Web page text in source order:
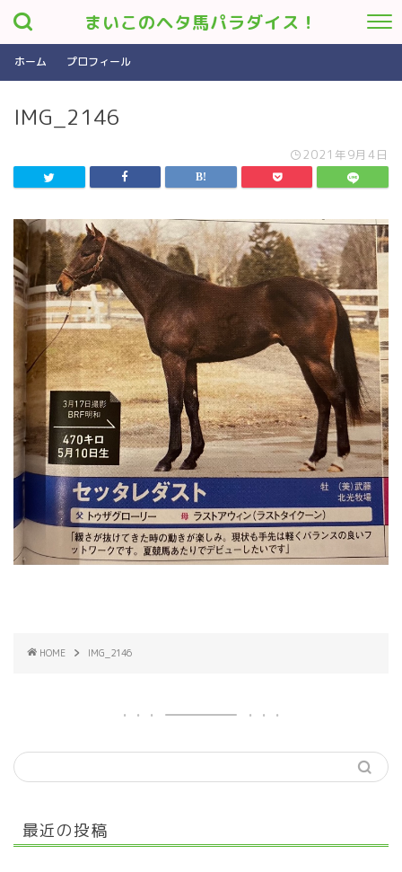
まいこのヘタ馬パラダイス！
ホーム プロフィール
IMG_2146
2021年9月4日
HOME IMG_2146
最近の投稿